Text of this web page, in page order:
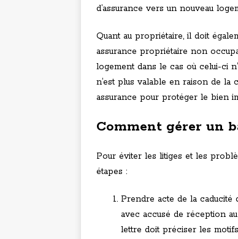
d’assurance vers un nouveau
Quant au propriétaire, il doit
assurance propriétaire non
logement dans le cas où celui-ci
n’est plus valable en raison de la
assurance pour protéger le bien
Comment gérer un
Pour éviter les litiges et les
étapes :
Prendre acte de la caducité
avec accusé de réception
lettre doit préciser les